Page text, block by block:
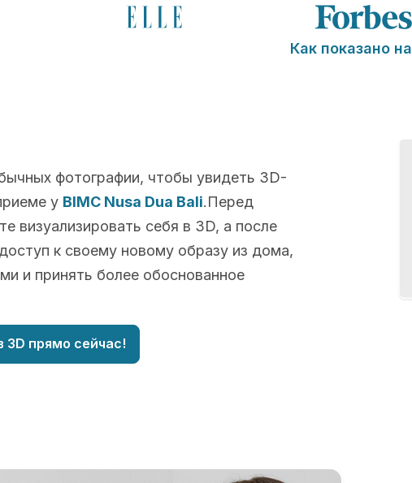
Как показано на
фотографии, чтобы увидеть 3D-
у BIMC Nusa Dua Bali.Перед
визуализировать себя в 3D, а после
к своему новому образу из дома,
и принять более обоснованное
прямо сейчас!